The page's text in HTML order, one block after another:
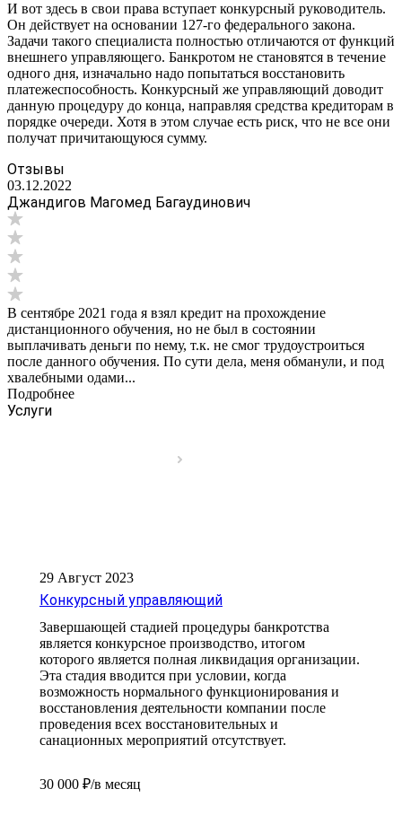
И вот здесь в свои права вступает конкурсный руководитель.
Он действует на основании 127-го федерального закона.
Задачи такого специалиста полностью отличаются от функций
внешнего управляющего. Банкротом не становятся в течение
одного дня, изначально надо попытаться восстановить
платежеспособность. Конкурсный же управляющий доводит
данную процедуру до конца, направляя средства кредиторам в
порядке очереди. Хотя в этом случае есть риск, что не все они
получат причитающуюся сумму.
Отзывы
03.12.2022
Джандигов Магомед Багаудинович
В сентябре 2021 года я взял кредит на прохождение
дистанционного обучения, но не был в состоянии
выплачивать деньги по нему, т.к. не смог трудоустроиться
после данного обучения. По сути дела, меня обманули, и под
хвалебными одами...
Подробнее
Услуги
29 Август 2023
Конкурсный управляющий
Завершающей стадией процедуры банкротства
является конкурсное производство, итогом
которого является полная ликвидация организации.
Эта стадия вводится при условии, когда
возможность нормального функционирования и
восстановления деятельности компании после
проведения всех восстановительных и
санационных мероприятий отсутствует.
30 000 ₽/в месяц